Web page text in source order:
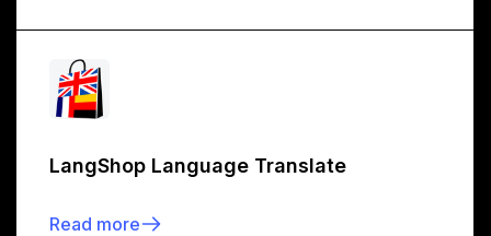
LangShop Language Translate
Read more